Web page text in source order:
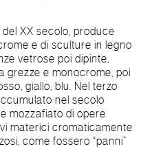
XX secolo, produce
e di sculture in legno
vetrose poi dipinte,
grezze e monocrome, poi
giallo, blu. Nel terzo
nel secolo
mozzafiato di opere
materici cromaticamente
come fossero “panni”